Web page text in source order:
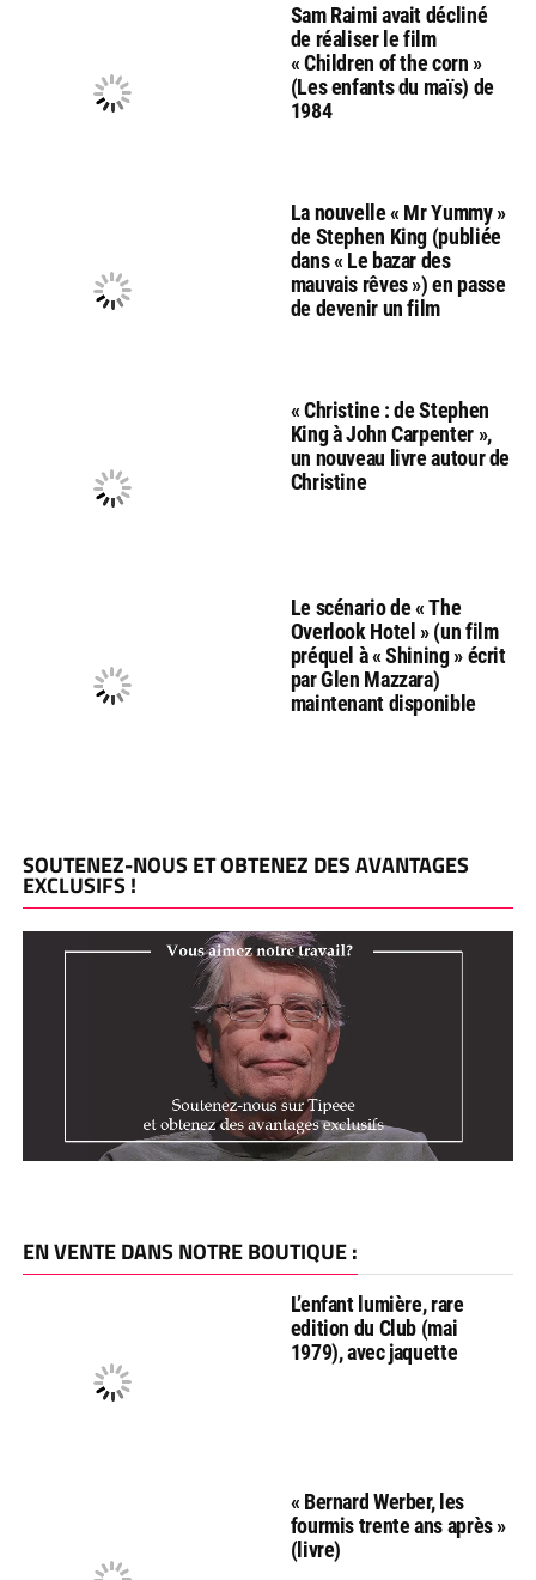
Sam Raimi avait décliné
de réaliser le film
« Children of the corn »
(Les enfants du maïs) de
1984
La nouvelle « Mr Yummy »
de Stephen King (publiée
dans « Le bazar des
mauvais rêves ») en passe
de devenir un film
« Christine : de Stephen
King à John Carpenter »,
un nouveau livre autour de
Christine
Le scénario de « The
Overlook Hotel » (un film
préquel à « Shining » écrit
par Glen Mazzara)
maintenant disponible
SOUTENEZ-NOUS ET OBTENEZ DES AVANTAGES
EXCLUSIFS !
EN VENTE DANS NOTRE BOUTIQUE :
L’enfant lumière, rare
edition du Club (mai
1979), avec jaquette
« Bernard Werber, les
fourmis trente ans après »
(livre)